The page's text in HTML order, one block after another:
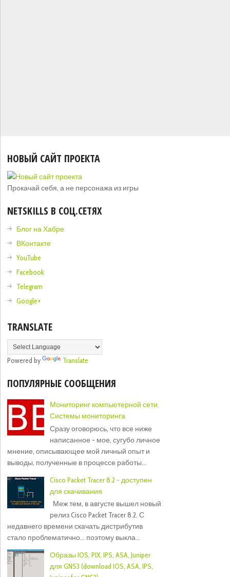
НОВЫЙ САЙТ ПРОЕКТА
Прокачай себя, а не персонажа из игры
NETSKILLS В СОЦ.СЕТЯХ
Блог на Хабре
ВКонтакте
YouTube
Facebook
Telegram
Google+
TRANSLATE
Powered by Translate
ПОПУЛЯРНЫЕ СООБЩЕНИЯ
Мониторинг компьютерной сети.
Системы мониторинга
Сразу оговорюсь, что все ниже
написанное - мое, сугубо личное
мнение, описывающее мой личный опыт и
выводы, полученные в процессе работы...
Cisco Packet Tracer 8.2 - доступен
для скачивания
Меж тем, в августе вышел новый
релиз Cisco Packet Tracer 8.2. С
недавнего времени скачать дистрибутив
стало проблематично... поэтому выкла...
Образы IOS, PIX, IPS, ASA, Juniper
для GNS3 (download IOS, ASA, IPS,